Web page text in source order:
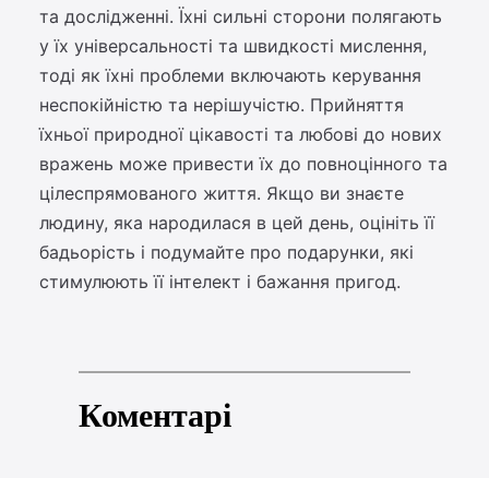
та дослідженні. Їхні сильні сторони полягають
у їх універсальності та швидкості мислення,
тоді як їхні проблеми включають керування
неспокійністю та нерішучістю. Прийняття
їхньої природної цікавості та любові до нових
вражень може привести їх до повноцінного та
цілеспрямованого життя. Якщо ви знаєте
людину, яка народилася в цей день, оцініть її
бадьорість і подумайте про подарунки, які
стимулюють її інтелект і бажання пригод.
Коментарі